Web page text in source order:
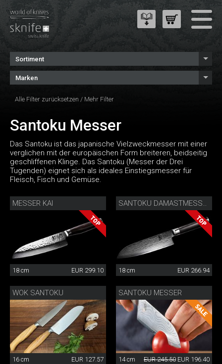
Sortiment
Marken
Alle Filter zurücksetzen / Mehr Filter
Santoku Messer
Das Santoku ist das japanische Vielzweckmesser mit einer
verglichen mit der europäischen Form breiteren, beidseitig
geschliffenen Klinge. Das Santoku (Messer der Drei
Tugenden) eignet sich als ideales Einstiegsmesser für
Fleisch, Fisch und Gemüse.
MESSER KAI
18 cm EUR 299.10
SANTOKU DAMASTMESSER
18 cm EUR 266.94
WOK SANTOKU
16 cm EUR 127.57
SANTOKU MESSER
14 cm EUR 245.50 EUR 196.40